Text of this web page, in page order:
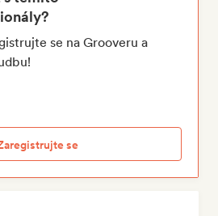
se na Grooveru a
se